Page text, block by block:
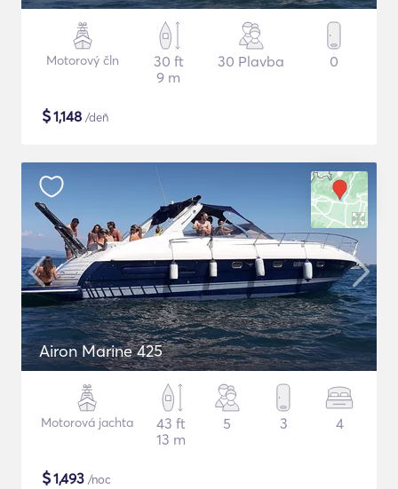
Motorový čln
30 ft
9 m
30 Plavba 0
$1,148 /deň
Airon Marine 425
Motorová jachta
43 ft
13 m
5 3 4
$1,493 /noc